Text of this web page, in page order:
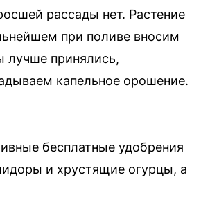
рассады нет. Растение
при поливе вносим
лучше принялись,
капельное орошение.
бесплатные удобрения
и хрустящие огурцы, а